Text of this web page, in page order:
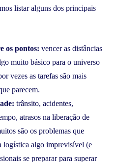
listar alguns dos principais
os pontos: vencer as distâncias
muito básico para o universo
vezes as tarefas são mais
parecem.
trânsito, acidentes,
atrasos na liberação de
são os problemas que
logística algo imprevisível (e
se preparar para superar